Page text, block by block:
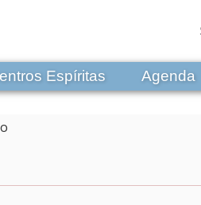
Espíritas Agenda